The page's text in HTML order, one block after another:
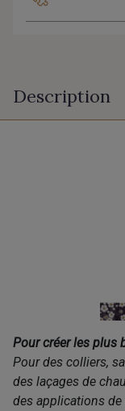
Description
Pour créer les plus
Pour des colliers,
des laçages de
des applications